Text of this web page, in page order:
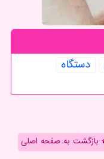
دستگاه
بازگشت به صفحه اصلی